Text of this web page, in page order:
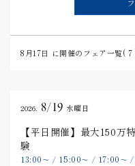
8月17日 に開催のフェア一覧(7
2026. 8/19 水曜日
【平日開催】最大150
験
13:00 〜/ 15:00〜 / 17:00 〜/